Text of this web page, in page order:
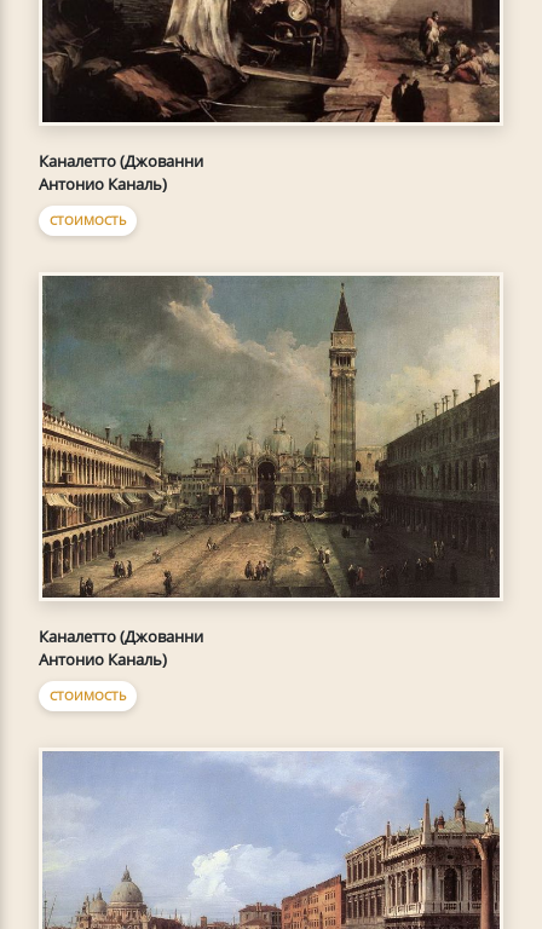
Каналетто (Джованни
Антонио Каналь)
СТОИМОСТЬ
Каналетто (Джованни
Антонио Каналь)
СТОИМОСТЬ